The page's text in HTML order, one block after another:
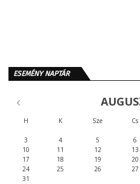
ESEMÉNY NAPTÁR
H K Sze Cs
3
4 5 6
10
11 12 13
17
18 19 20
24
25 26 27
31